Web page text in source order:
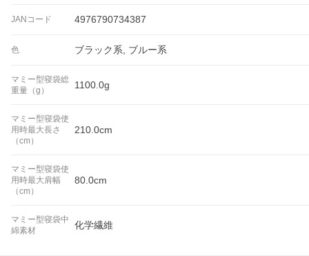
JANコード 4976790734387
色 ブラック系, ブルー系
マミー型寝袋総
重量（g）
1100.0g
マミー型寝袋使
用時最大長さ
（cm）
210.0cm
マミー型寝袋使
用時最大肩幅
（cm）
80.0cm
マミー型寝袋中
綿素材
化学繊維